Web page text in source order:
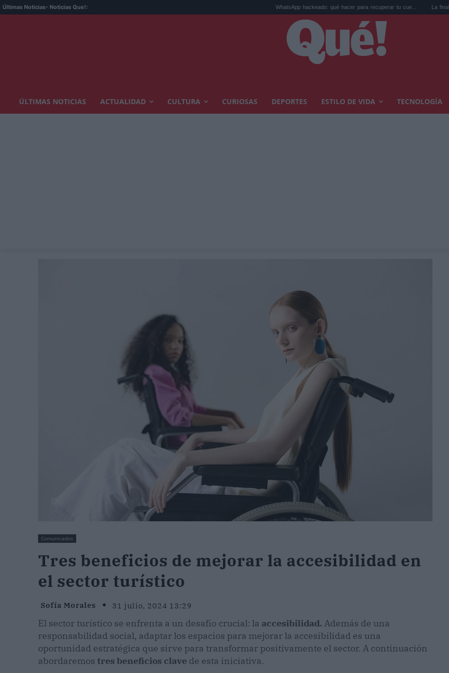
Últimas Noticias- Noticias Que!: WhatsApp hackeado: qué hacer para recuperar tu cue... La final del Mundial
ÚLTIMAS NOTICIAS ACTUALIDAD CULTURA CURIOSAS DEPORTES ESTILO DE VIDA TECNOLOGÍA
Comunicados
Tres beneficios de mejorar la accesibilidad en
el sector turístico
Sofía Morales 31 julio, 2024 13:29
El sector turístico se enfrenta a un desafío crucial: la accesibilidad. Además de una
responsabilidad social, adaptar los espacios para mejorar la accesibilidad es una
oportunidad estratégica que sirve para transformar positivamente el sector. A continuación
abordaremos tres beneficios clave de esta iniciativa.